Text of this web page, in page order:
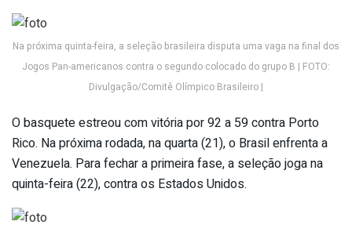
Na próxima quinta-feira, a seleção brasileira disputa uma vaga na final dos
Jogos Pan-americanos contra o segundo colocado do grupo B | FOTO:
Divulgação/Comitê Olímpico Brasileiro |
O basquete estreou com vitória por 92 a 59 contra Porto
Rico. Na próxima rodada, na quarta (21), o Brasil enfrenta a
Venezuela. Para fechar a primeira fase, a seleção joga na
quinta-feira (22), contra os Estados Unidos.